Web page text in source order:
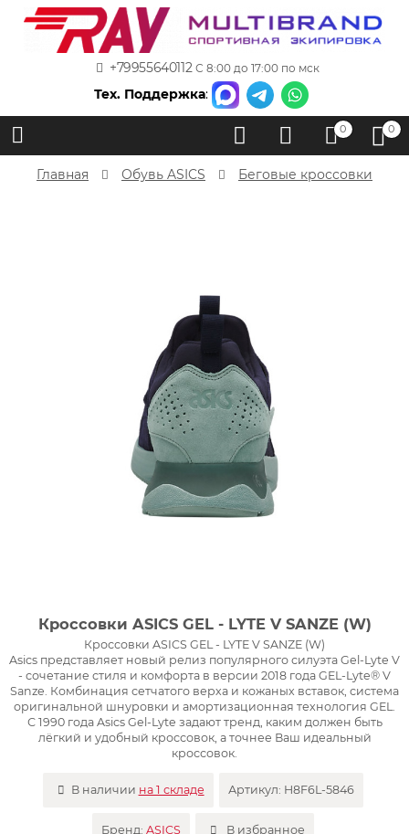
+79955640112 С 8:00 до 17:00 по мск
Тех. Поддержка:
0 0
Главная Обувь ASICS Беговые кроссовки
Кроссовки ASICS GEL - LYTE V SANZE (W)
Кроссовки ASICS GEL - LYTE V SANZE (W)
Asics представляет новый релиз популярного силуэта Gel-Lyte V
- сочетание стиля и комфорта в версии 2018 года GEL-Lyte® V
Sanze. Комбинация сетчатого верха и кожаных вставок, система
оригинальной шнуровки и амортизационная технология GEL.
С 1990 года Asics Gel-Lyte задают тренд, каким должен быть
лёгкий и удобный кроссовок, а точнее Ваш идеальный
кроссовок.
В наличии на 1 складе Артикул: H8F6L-5846
Бренд:ASICS В избранное